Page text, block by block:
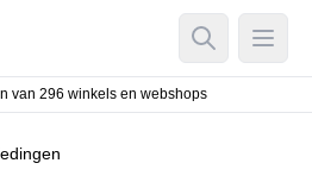
Open Open
van 296 winkels en webshops